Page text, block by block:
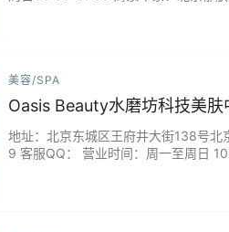
美容/SPA
Oasis Beauty水磨坊科技美肤
地址：北京东城区王府井大街138号
9 客服QQ： 营业时间：周一至周日